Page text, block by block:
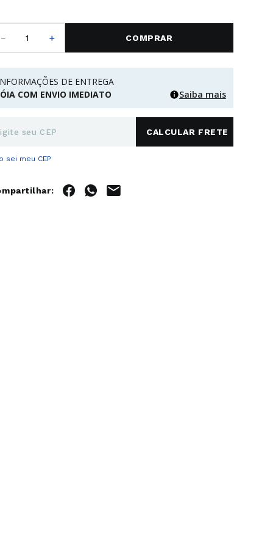
＋ COMPRAR
DE ENTREGA
COM ENVIO IMEDIATO
Saiba mais
sei meu CEP